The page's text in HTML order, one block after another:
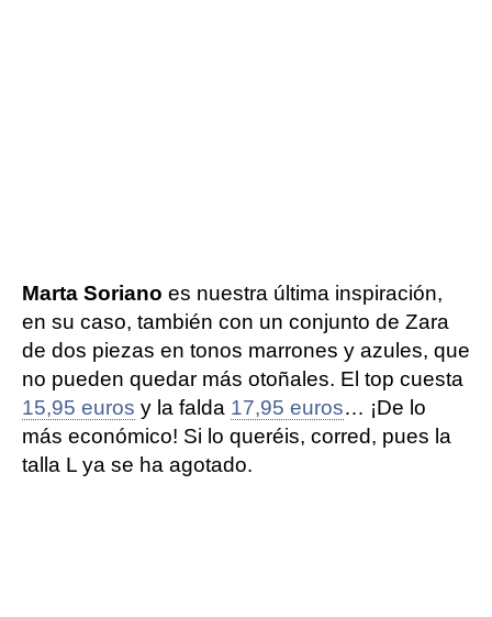
Marta Soriano es nuestra última inspiración,
en su caso, también con un conjunto de Zara
de dos piezas en tonos marrones y azules, que
no pueden quedar más otoñales. El top cuesta
15,95 euros y la falda 17,95 euros… ¡De lo
más económico! Si lo queréis, corred, pues la
talla L ya se ha agotado.